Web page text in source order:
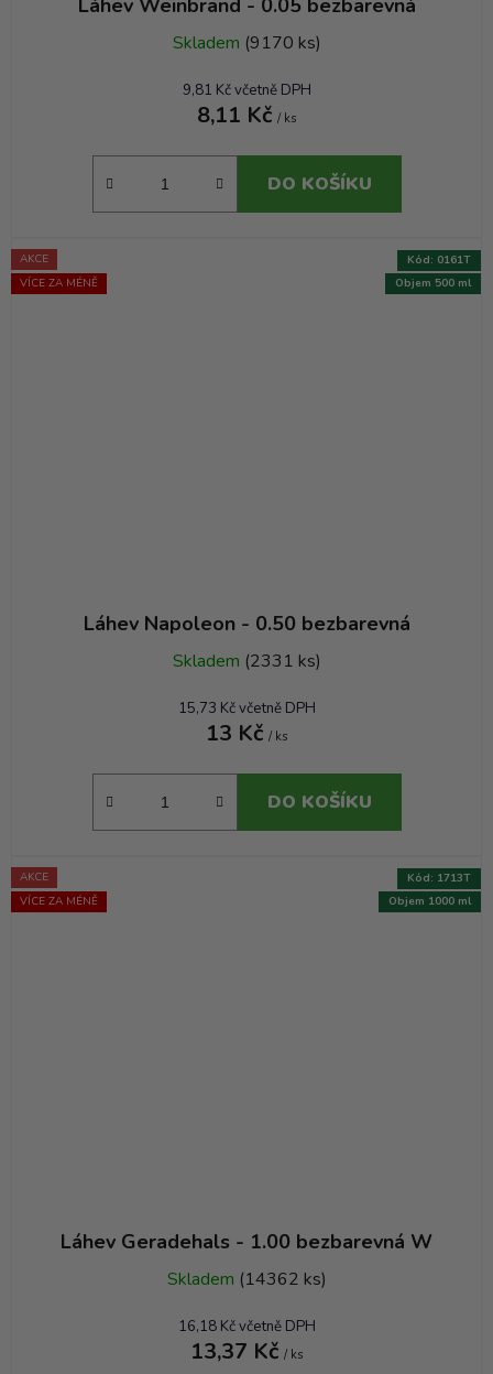
Láhev Weinbrand - 0.05 bezbarevná
Skladem (9170 ks)
9,81 Kč včetně DPH
8,11 Kč / ks
DO KOŠÍKU
AKCE
VÍCE ZA MÉNĚ
Láhev Napoleon - 0.50 bezbarevná
Skladem (2331 ks)
15,73 Kč včetně DPH
13 Kč / ks
DO KOŠÍKU
Objem 500 ml
Kód: 0161T
AKCE
VÍCE ZA MÉNĚ
Láhev Geradehals - 1.00 bezbarevná W
Skladem (14362 ks)
16,18 Kč včetně DPH
13,37 Kč / ks
Objem 1000 ml
Kód: 1713T